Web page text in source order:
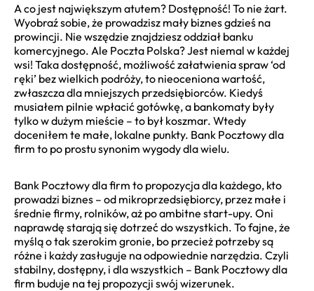
A co jest największym atutem? Dostępność! To nie żart.
Wyobraź sobie, że prowadzisz mały biznes gdzieś na
prowincji. Nie wszędzie znajdziesz oddział banku
komercyjnego. Ale Poczta Polska? Jest niemal w każdej
wsi! Taka dostępność, możliwość załatwienia spraw ‘od
ręki’ bez wielkich podróży, to nieoceniona wartość,
zwłaszcza dla mniejszych przedsiębiorców. Kiedyś
musiałem pilnie wpłacić gotówkę, a bankomaty były
tylko w dużym mieście – to był koszmar. Wtedy
doceniłem te małe, lokalne punkty. Bank Pocztowy dla
firm to po prostu synonim wygody dla wielu.
Bank Pocztowy dla firm to propozycja dla każdego, kto
prowadzi biznes – od mikroprzedsiębiorcy, przez małe i
średnie firmy, rolników, aż po ambitne start-upy. Oni
naprawdę starają się dotrzeć do wszystkich. To fajne, że
myślą o tak szerokim gronie, bo przecież potrzeby są
różne i każdy zasługuje na odpowiednie narzędzia. Czyli
stabilny, dostępny, i dla wszystkich – Bank Pocztowy dla
firm buduje na tej propozycji swój wizerunek.